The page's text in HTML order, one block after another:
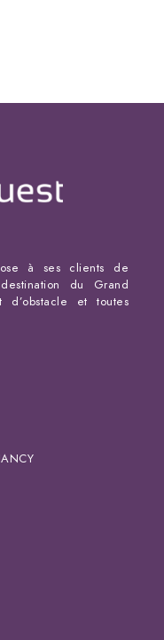
à ses clients de
du Grand
et toutes